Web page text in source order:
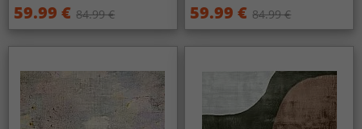
59.99 € 84.99 € 59.99 € 84.99 €